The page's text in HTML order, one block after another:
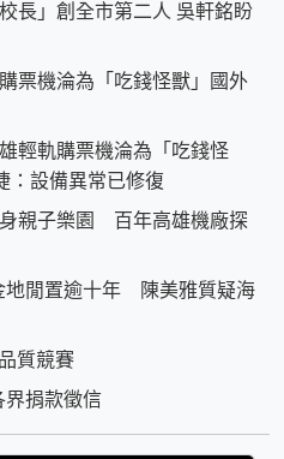
長」創全市第二人 吳軒銘盼
票機淪為「吃錢怪獸」國外
輕軌購票機淪為「吃錢怪
：設備異常已修復
親子樂園 百年高雄機廠探
地閒置逾十年 陳美雅質疑海
質競賽
界捐款徵信